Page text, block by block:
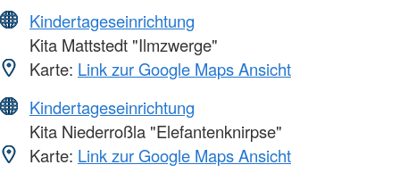
Kindertageseinrichtung
Kita Mattstedt "Ilmzwerge"
Karte: Link zur Google Maps Ansicht
Kindertageseinrichtung
Kita Niederroßla "Elefantenknirpse"
Karte: Link zur Google Maps Ansicht